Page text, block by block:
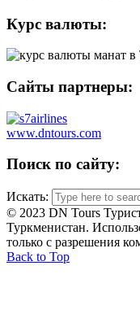
Курс валюты:
Сайты партнеры:
www.dntours.com
Поиск по сайту:
Искать:
© 2023 DN Tours
Туркменистан.
только с разрешения
Back to Top